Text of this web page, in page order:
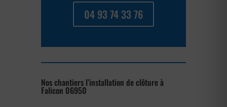
04 93 74 33 76
Nos chantiers l’installation de clôture à
Falicon 06950